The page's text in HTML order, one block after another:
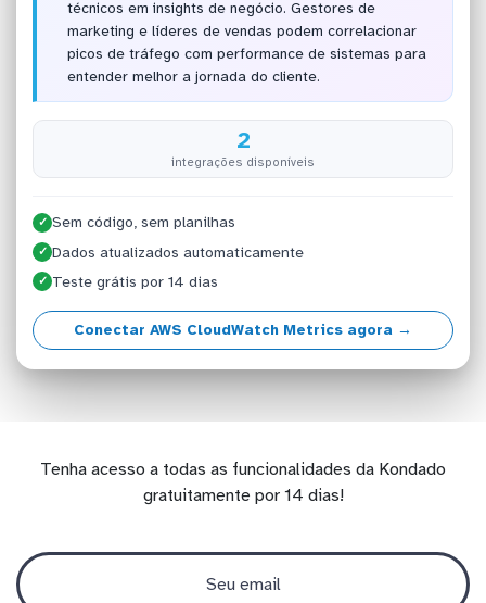
técnicos em insights de negócio. Gestores de
marketing e líderes de vendas podem correlacionar
picos de tráfego com performance de sistemas para
entender melhor a jornada do cliente.
2
integrações disponíveis
✓ Sem código, sem planilhas
✓ Dados atualizados automaticamente
✓ Teste grátis por 14 dias
Conectar AWS CloudWatch Metrics agora →
Tenha acesso a todas as funcionalidades da Kondado
gratuitamente por 14 dias!